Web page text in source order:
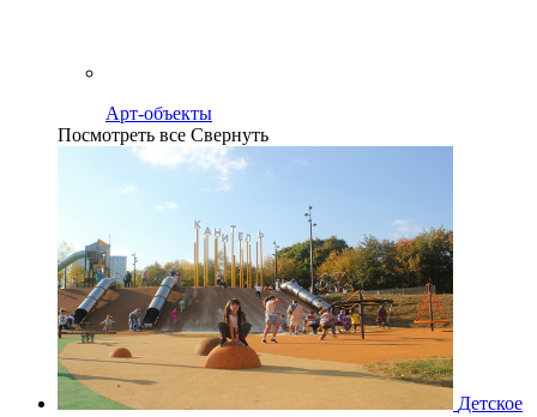
Арт-объекты
Посмотреть все Свернуть
Детское